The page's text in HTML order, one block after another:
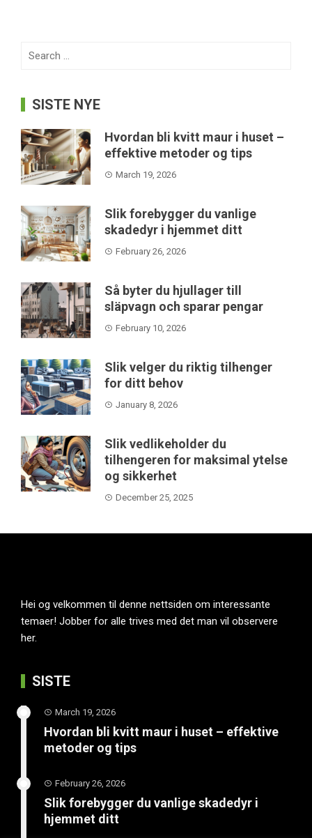
Search
SISTE NYE
Hvordan bli kvitt maur i huset –
effektive metoder og tips
March 19, 2026
Slik forebygger du vanlige
skadedyr i hjemmet ditt
February 26, 2026
Så byter du hjullager till
släpvagn och sparar pengar
February 10, 2026
Slik velger du riktig tilhenger
for ditt behov
January 8, 2026
Slik vedlikeholder du
tilhengeren for maksimal ytelse
og sikkerhet
December 25, 2025
Hei og velkommen til denne nettsiden om interessante
temaer! Jobber for alle trives med det man vil observere
her.
SISTE
March 19, 2026
Hvordan bli kvitt maur i huset – effektive
metoder og tips
February 26, 2026
Slik forebygger du vanlige skadedyr i
hjemmet ditt